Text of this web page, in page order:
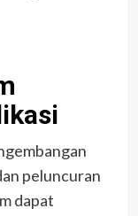
peluncuran
dapat